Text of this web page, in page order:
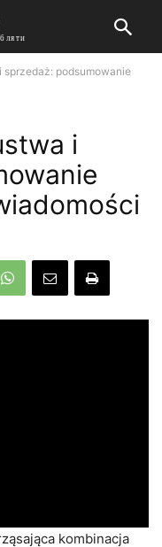
podsumowanie
i
kombinacja